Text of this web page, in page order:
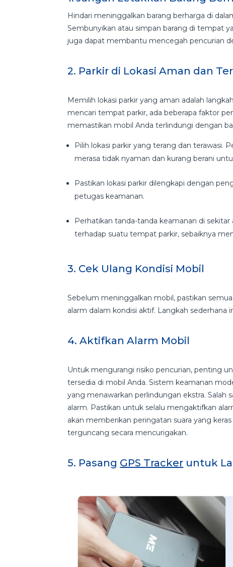
Hindari meninggalkan barang berharga di
Sembunyikan atau simpan barang di tempat
juga dapat membantu mencegah pencurian
2. Parkir di Lokasi Aman dan
Memilih lokasi parkir yang aman adalah
mencari tempat parkir, ada beberapa faktor
memastikan mobil Anda terlindungi dengan
Pilih lokasi parkir yang terang dan terawasi.
merasa tidak nyaman dan kurang berani
Pastikan lokasi parkir dilengkapi dengan
petugas keamanan.
Perhatikan tanda-tanda keamanan di
terhadap suatu tempat parkir, sebaiknya
3. Cek Ulang Kondisi Mobil
Sebelum meninggalkan mobil, pastikan
alarm dalam kondisi aktif. Langkah sederhana
4. Aktifkan Alarm Mobil
Untuk mengurangi risiko pencurian, penting
tersedia di mobil Anda. Sistem keamanan
yang menawarkan perlindungan ekstra. Salah
alarm. Pastikan untuk selalu mengaktifkan
akan memberikan peringatan suara yang
terguncang secara mencurigakan.
5. Pasang GPS Tracker untuk